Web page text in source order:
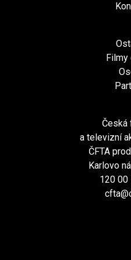
Filmy
Česká
a televizní
ČFTA
Karlovo
120 00